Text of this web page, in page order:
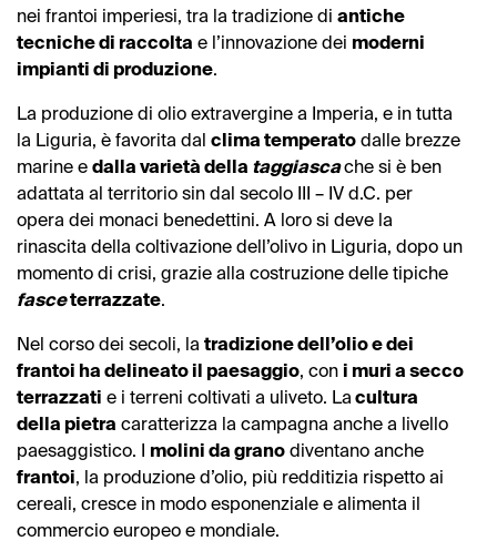
nei frantoi imperiesi, tra la tradizione di antiche
tecniche di raccolta e l’innovazione dei moderni
impianti di produzione.
La produzione di olio extravergine a Imperia, e in tutta
la Liguria, è favorita dal clima temperato dalle brezze
marine e dalla varietà della taggiascache si è ben
adattata al territorio sin dal secolo III – IV d.C. per
opera dei monaci benedettini. A loro si deve la
rinascita della coltivazione dell’olivo in Liguria, dopo un
momento di crisi, grazie alla costruzione delle tipiche
fasceterrazzate.
Nel corso dei secoli, la tradizione dell’olio e dei
frantoi ha delineato il paesaggio, con i muri a secco
terrazzati e i terreni coltivati a uliveto. La cultura
della pietra caratterizza la campagna anche a livello
paesaggistico. I molini da grano diventano anche
frantoi, la produzione d’olio, più redditizia rispetto ai
cereali, cresce in modo esponenziale e alimenta il
commercio europeo e mondiale.